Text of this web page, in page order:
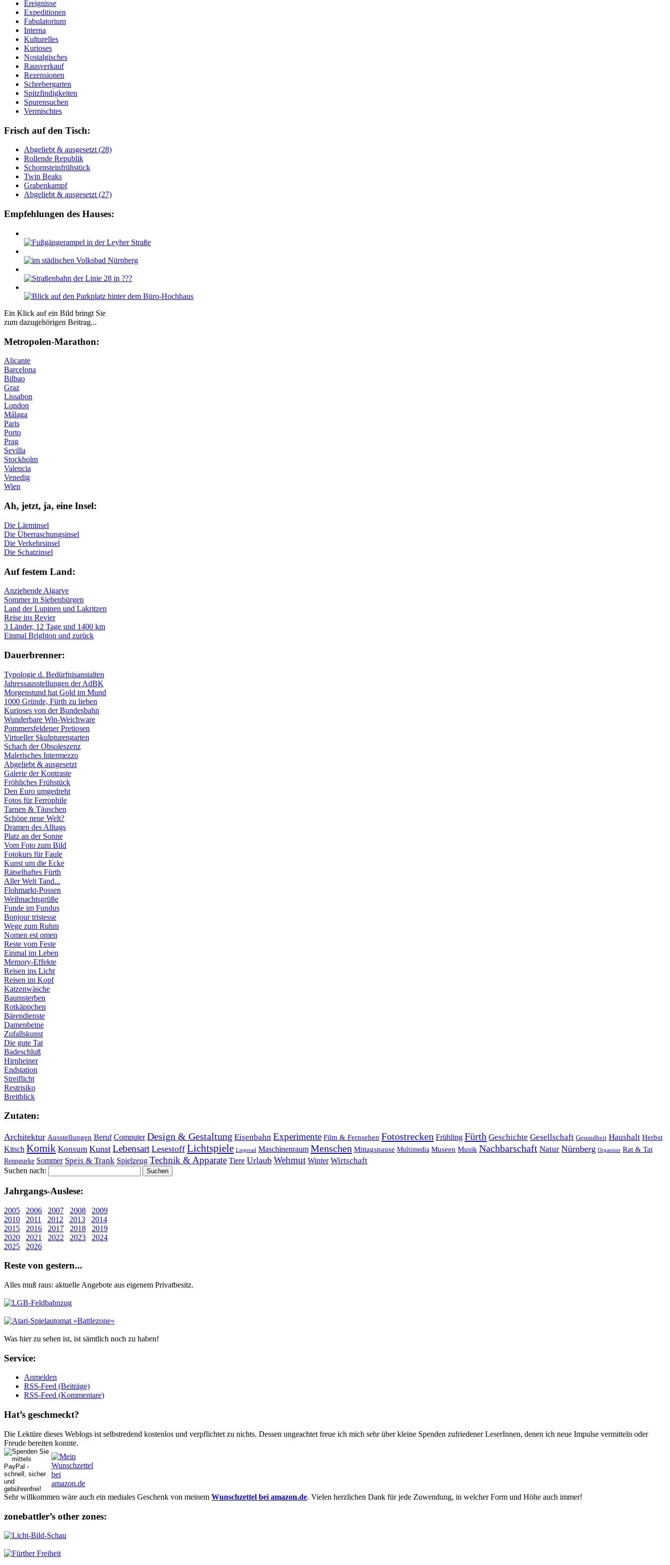
Ereignisse
Expeditionen
Fabulatorium
Interna
Kulturelles
Kurioses
Nostalgisches
Rausverkauf
Rezensionen
Schrebergarten
Spitzfindigkeiten
Spurensuchen
Vermischtes
Frisch auf den Tisch:
Ab­ge­liebt & aus­ge­setzt (28)
Rol­len­de Re­pu­blik
Schorn­stein­früh­stück
Twin Beaks
Gra­ben­kampf
Ab­ge­liebt & aus­ge­setzt (27)
Empfehlungen des Hauses:
Ein Klick auf ein Bild bringt Sie
zum dazugehörigen Beitrag...
Me­tro­po­len-Ma­ra­thon:
Alicante
Barcelona
Bilbao
Graz
Lissabon
London
Málaga
Paris
Porto
Prag
Sevilla
Stockholm
Valencia
Venedig
Wien
Ah, jetzt, ja, ei­ne In­sel:
Die Lärminsel
Die Überraschungsinsel
Die Verkehrsinsel
Die Schatzinsel
Auf fe­stem Land:
Anziehende Algarve
Sommer in Siebenbürgen
Land der Lupinen und Lakritzen
Reise ins Revier
3 Länder, 12 Tage und 1400 km
Einmal Brighton und zurück
Dau­er­bren­ner:
Typologie d. Bedürfnisanstalten
Jahressausstellungen der AdBK
Morgenstund hat Gold im Mund
1000 Gründe, Fürth zu lieben
Kurioses von der Bundesbahn
Wunderbare Win-Weichware
Pommersfeldener Pretiosen
Virtueller Skulpturengarten
Schach der Obsoleszenz
Malerisches Intermezzo
Abgeliebt & ausgesetzt
Galerie der Kontraste
Fröhliches Frühstück
Den Euro umgedreht
Fotos für Ferrophile
Tarnen & Täuschen
Schöne neue Welt?
Dramen des Alltags
Platz an der Sonne
Vom Foto zum Bild
Fotokurs für Faule
Kunst um die Ecke
Rätselhaftes Fürth
Aller Welt Tand...
Flohmarkt-Possen
Weihnachtsgrüße
Funde im Fundus
Bonjour tristesse
Wege zum Ruhm
Nomen est omen
Reste vom Feste
Einmal im Leben
Memory-Effekte
Reisen ins Licht
Reisen im Kopf
Katzenwäsche
Baumsterben
Rotkäppchen
Bärendienste
Damenbeine
Zufallskunst
Die gute Tat
Badeschluß
Hirnheiner
Endstation
Streiflicht
Restrisiko
Breitblick
Zu­ta­ten:
Architektur Ausstellungen Beruf Computer Design & Gestaltung Eisenbahn Experimente Film & Fernsehen Fotostrecken Frühling Fürth Geschichte Gesellschaft Gesundheit Haushalt Herbst
Kitsch Komik Konsum Kunst Lebensart Lesestoff Lichtspiele Liegerad Maschinenraum Menschen Mittagspause Multimedia Museen Musik Nachbarschaft Natur Nürnberg Organizer Rat & Tat
Renngurke Sommer Speis & Trank Spielzeug Technik & Apparate Tiere Urlaub Wehmut Winter Wirtschaft
Suchen nach:
Jahr­gangs-Aus­le­se:
2005 2006 2007 2008
2009
2010
2011 2012 2013
2014
2015
2016 2017 2018
2019
2020
2021 2022 2023
2024
2025
2026
Re­ste von ge­stern...
Alles muß raus: aktuelle An­ge­bo­te aus eigenem Privatbesitz.
Was hier zu sehen ist, ist sämt­lich noch zu haben!
Ser­vice:
Anmelden
RSS-Feed (Beiträge)
RSS-Feed (Kommentare)
Hat’s ge­schmeckt?
Die Lektüre dieses Weblogs ist selbstredend kostenlos und ver­pflich­tet zu nichts. Dessen un­ge­achtet freue ich mich sehr über kleine Spenden zufriedener Le­serInnen, denen ich neue Im­pul­se vermitteln oder
Freude bereiten konnte.
Sehr willkommen wäre auch ein mediales Geschenk von meinem Wunschzettel bei amazon.de. Vielen herzlichen Dank für jede Zuwendung, in welcher Form und Höhe auch immer!
zonebattler’s other zo­nes: